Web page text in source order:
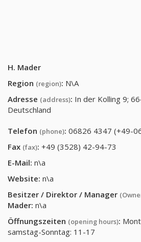
H. Mader
Region (region): N\A
Adresse (address): In der Kolling 9;
Deutschland
Telefon (phone): 06826 4347 (+49-
Fax (fax): +49 (3528) 42-94-73
E-Mail: n\a
Website: n\a
Besitzer / Direktor / Manager
Mader: n\a
Öffnungszeiten (opening hours):
samstag-Sonntag: 11-17